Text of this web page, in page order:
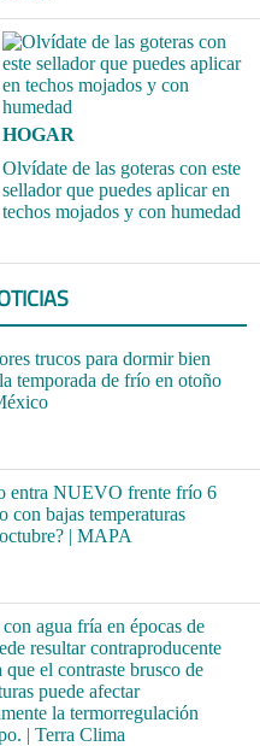
HOGAR
Olvídate de las goteras con este
sellador que puedes aplicar en
techos mojados y con humedad
trucos para dormir bien
temporada de frío en otoño
entra NUEVO frente frío 6
con bajas temperaturas
| MAPA
agua fría en épocas de
resultar contraproducente
que el contraste brusco de
puede afectar
la termorregulación
| Terra Clima